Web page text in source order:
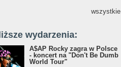
wszystkie
wydarzenia:
A$AP Rocky zagra w Polsce
- koncert na "Don't Be Dumb
World Tour"